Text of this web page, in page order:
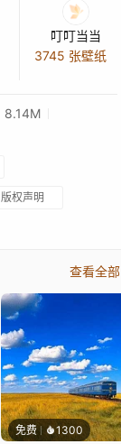
叮叮当当
3745 张壁纸
8.14M
版权声明
查看全部
免费 1300